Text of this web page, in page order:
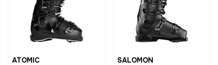
ATOMIC
SALOMON